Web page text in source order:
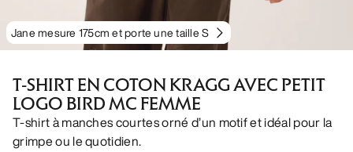
Jane mesure 175cm et porte une taille S
T-SHIRT EN COTON KRAGG AVEC PETIT
LOGO BIRD MC FEMME
T-shirt à manches courtes orné d’un motif et idéal pour la
grimpe ou le quotidien.